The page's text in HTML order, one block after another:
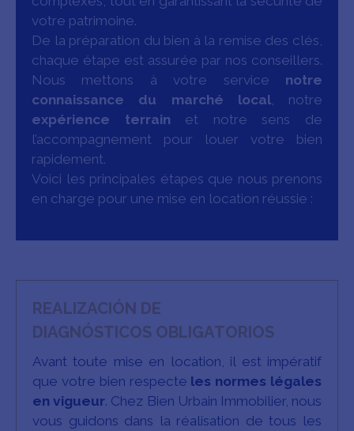
votre patrimoine.
De la préparation du bien à la remise des clés,
chaque étape est assurée par nos conseillers.
Nous mettons à votre service notre
connaissance du marché local, notre
expérience terrain et notre sens de
l’accompagnement pour louer votre bien
rapidement.
Voici les principales étapes que nous prenons
en charge pour une mise en location réussie :
REALIZACIÓN DE
DIAGNÓSTICOS OBLIGATORIOS
Avant toute mise en location, il est impératif
que votre bien respecte les normes légales
en vigueur. Chez Bien Urbain Immobilier, nous
vous guidons dans la réalisation de tous les